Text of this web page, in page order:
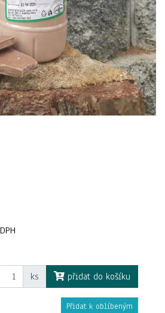
ks přidat do košíku
Přidat k oblíbeným